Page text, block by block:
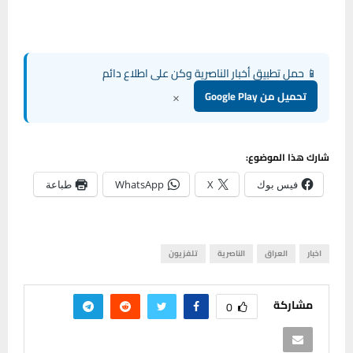
📱 حمل تطبيق أخبار الناصرية وكن على اطلاع دائم
تحميل من Google Play ×
شارك هذا الموضوع:
فيس بوك X
WhatsApp طباعة
اخبار العراق الناصرية تلفزيون
مشاركة 0